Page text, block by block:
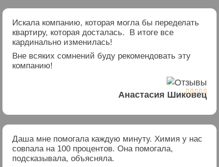
Искала компанию, которая могла бы переделать
квартиру, которая досталась. В итоге все
кардинально изменилась!
Вне всяких сомнений буду рекомендовать эту
компанию!
Анастасия Шиковец
  
Даша мне помогала каждую минуту. Химия у нас
совпала на 100 процентов. Она помогала,
подсказывала, объясняла.